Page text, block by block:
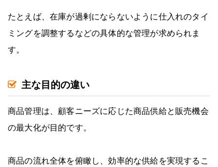
たとえば、在庫が過剰にならないように仕入れのタイ
ミングを調整するなどの具体的な管理が求められま
す。
主な目的の違い
商品管理は、顧客ニーズに応じた商品供給と販売機会
の最大化が目的です。
商品の流れ全体を俯瞰し、効率的な供給を実現するこ